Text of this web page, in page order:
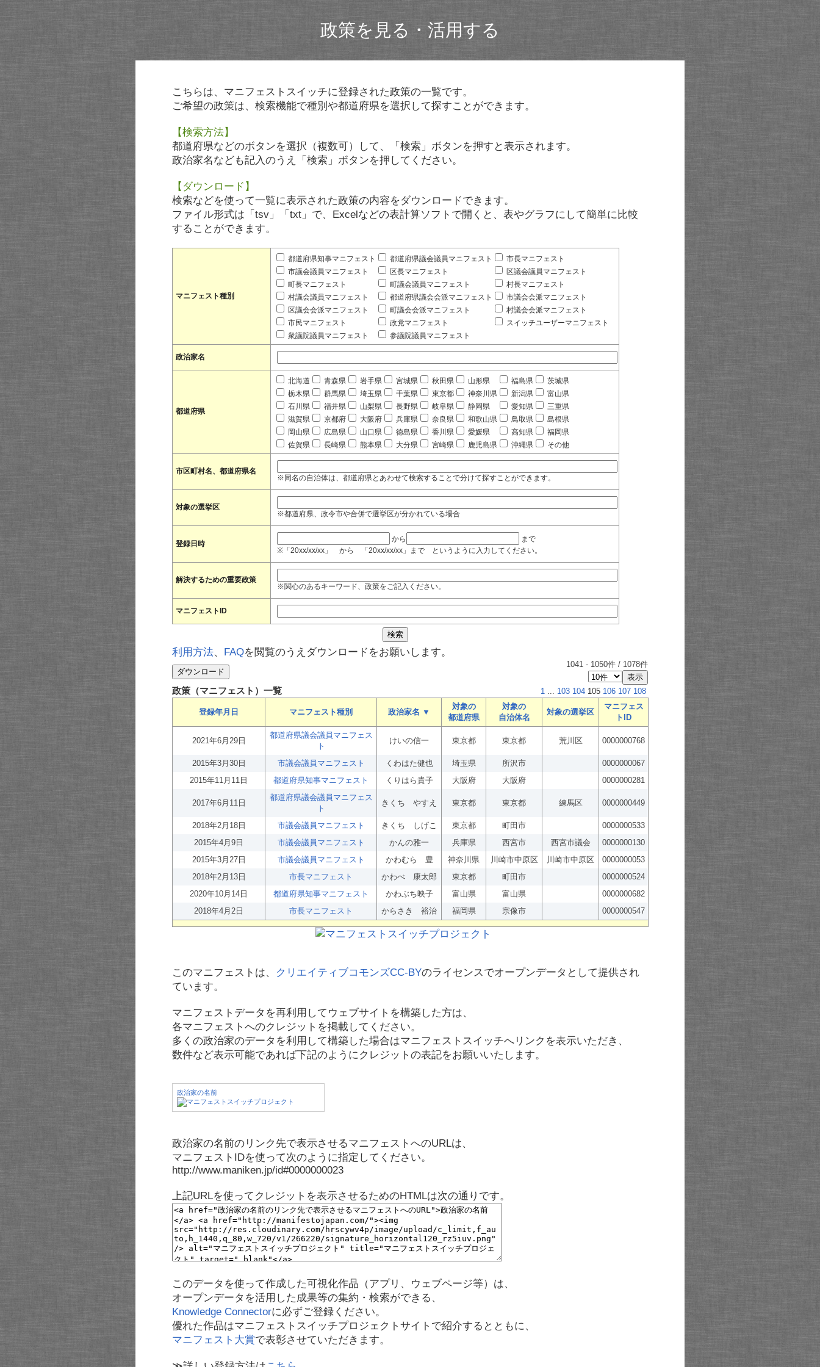
政策を見る・活用する
こちらは、マニフェストスイッチに登録された政策の一覧です。
ご希望の政策は、検索機能で種別や都道府県を選択して探すことができます。
【検索方法】
都道府県などのボタンを選択（複数可）して、「検索」ボタンを押すと表示されます。
政治家名なども記入のうえ「検索」ボタンを押してください。
【ダウンロード】
検索などを使って一覧に表示された政策の内容をダウンロードできます。
ファイル形式は「tsv」「txt」で、Excelなどの表計算ソフトで開くと、表やグラフにして簡単に比較
することができます。
マニフェスト種別
都道府県知事マニフェスト 都道府県議会議員マニフェスト
市長マニフェスト
市議会議員マニフェスト
区長マニフェスト
区議会議員マニフェスト
町長マニフェスト
町議会議員マニフェスト
村長マニフェスト
村議会議員マニフェスト
都道府県議会会派マニフェスト
市議会会派マニフェスト
区議会会派マニフェスト
町議会会派マニフェスト
村議会会派マニフェスト
市民マニフェスト
政党マニフェスト
スイッチユーザーマニフェスト
衆議院議員マニフェスト
参議院議員マニフェスト
政治家名
都道府県
北海道 青森県 岩手県 宮城県 秋田県 山形県 福島県
茨城県
栃木県
群馬県 埼玉県 千葉県 東京都 神奈川県 新潟県
富山県
石川県
福井県 山梨県 長野県 岐阜県 静岡県 愛知県
三重県
滋賀県
京都府 大阪府 兵庫県 奈良県 和歌山県 鳥取県
島根県
岡山県
広島県 山口県 徳島県 香川県 愛媛県 高知県
福岡県
佐賀県
長崎県 熊本県 大分県 宮崎県 鹿児島県 沖縄県 その他
市区町村名、都道府県名
※同名の自治体は、都道府県とあわせて検索することで分けて探すことができます。
対象の選挙区
※都道府県、政令市や合併で選挙区が分かれている場合
登録日時
から
まで
※「20xx/xx/xx」 から 「20xx/xx/xx」まで というように入力してください。
解決するための重要政策
※関心のあるキーワード、政策をご記入ください。
マニフェストID
利用方法、 FAQを閲覧のうえダウンロードをお願いします。
1041 - 1050件 / 1078件
政策（マニフェスト）一覧 1 ... 103 104 105 106 107 108
登録年月日 マニフェスト種別 政治家名 ▼
対象の
都道府県
対象の
自治体名
対象の選挙区
マニフェス
トID
2021年6月29日
都道府県議会議員マニフェス
ト
けいの信一 東京都 東京都 荒川区 0000000768
2015年3月30日 市議会議員マニフェスト くわはた健也 埼玉県 所沢市
0000000067
2015年11月11日
都道府県知事マニフェスト くりはら貴子 大阪府 大阪府 0000000281
2017年6月11日
都道府県議会議員マニフェス
ト
きくち やすえ 東京都 東京都 練馬区 0000000449
2018年2月18日 市議会議員マニフェスト きくち しげこ 東京都 町田市
0000000533
2015年4月9日
市議会議員マニフェスト かんの雅一 兵庫県 西宮市 西宮市議会
0000000130
2015年3月27日
市議会議員マニフェスト かわむら 豊 神奈川県 川崎市中原区 川崎市中原区
0000000053
2018年2月13日
市長マニフェスト かわべ 康太郎 東京都 町田市
0000000524
2020年10月14日
都道府県知事マニフェスト かわぶち映子 富山県 富山県
0000000682
2018年4月2日
市長マニフェスト からさき 裕治 福岡県 宗像市 0000000547
このマニフェストは、 クリエイティブコモンズCC-BYのライセンスでオープンデータとして提供され
ています。
マニフェストデータを再利用してウェブサイトを構築した方は、
各マニフェストへのクレジットを掲載してください。
多くの政治家のデータを利用して構築した場合はマニフェストスイッチへリンクを表示いただき、
数件など表示可能であれば下記のようにクレジットの表記をお願いいたします。
政治家の名前
政治家の名前のリンク先で表示させるマニフェストへのURLは、
マニフェストIDを使って次のように指定してください。
http://www.maniken.jp/id#0000000023
上記URLを使ってクレジットを表示させるためのHTMLは次の通りです。
このデータを使って作成した可視化作品（アプリ、ウェブページ等）は、
オープンデータを活用した成果等の集約・検索ができる、
Knowledge Connectorに必ずご登録ください。
優れた作品はマニフェストスイッチプロジェクトサイトで紹介するとともに、
マニフェスト大賞で表彰させていただきます。